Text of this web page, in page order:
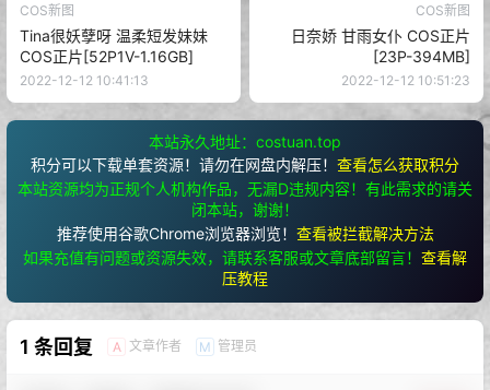
COS新图
Tina很妖孽呀 温柔短发妹妹
COS正片[52P1V-1.16GB]
2022-12-12 10:41:13
COS新图
日奈娇 甘雨女仆 COS正片
[23P-394MB]
2022-12-12 10:51:23
本站永久地址：costuan.top
积分可以下载单套资源！请勿在网盘内解压！ 查看怎么获取积分
本站资源均为正规个人机构作品，无漏D违规内容！有此需求的请关
闭本站，谢谢！
推荐使用谷歌Chrome浏览器浏览！ 查看被拦截解决方法
如果充值有问题或资源失效，请联系客服或文章底部留言！ 查看解
压教程
1 条回复 A 文章作者 M 管理员